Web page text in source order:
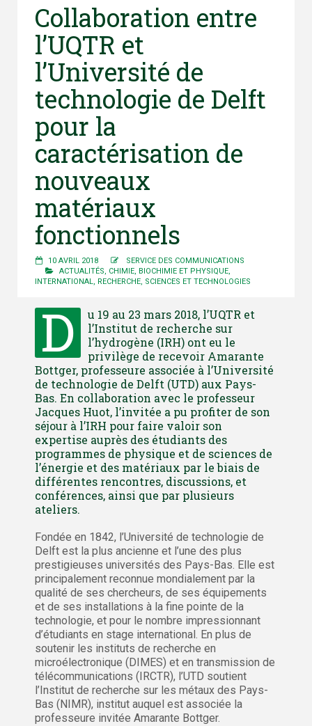
Collaboration entre
l’UQTR et
l’Université de
technologie de Delft
pour la
caractérisation de
nouveaux
matériaux
fonctionnels
10 AVRIL 2018
SERVICE DES COMMUNICATIONS
ACTUALITÉS, CHIMIE, BIOCHIMIE ET PHYSIQUE,
INTERNATIONAL, RECHERCHE, SCIENCES ET TECHNOLOGIES
D
u 19 au 23 mars 2018, l’UQTR et
l’Institut de recherche sur
l’hydrogène (IRH) ont eu le
privilège de recevoir Amarante
Bottger, professeure associée à l’Université
de technologie de Delft (UTD) aux Pays-
Bas. En collaboration avec le professeur
Jacques Huot, l’invitée a pu profiter de son
séjour à l’IRH pour faire valoir son
expertise auprès des étudiants des
programmes de physique et de sciences de
l’énergie et des matériaux par le biais de
différentes rencontres, discussions, et
conférences, ainsi que par plusieurs
ateliers.
Fondée en 1842, l’Université de technologie de
Delft est la plus ancienne et l’une des plus
prestigieuses universités des Pays-Bas. Elle est
principalement reconnue mondialement par la
qualité de ses chercheurs, de ses équipements
et de ses installations à la fine pointe de la
technologie, et pour le nombre impressionnant
d’étudiants en stage international. En plus de
soutenir les instituts de recherche en
microélectronique (DIMES) et en transmission de
télécommunications (IRCTR), l’UTD soutient
l’Institut de recherche sur les métaux des Pays-
Bas (NIMR), institut auquel est associée la
professeure invitée Amarante Bottger.